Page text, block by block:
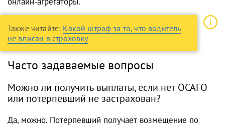
Также читайте: Какой штраф за то, что водитель
не вписан в страховку
Часто задаваемые вопросы
Можно ли получить выплаты, если нет ОСАГО
или потерпевший не застрахован?
Да, можно. Потерпевший получает возмещение по